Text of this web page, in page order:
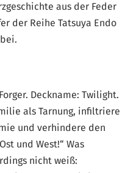
aus der Feder
der Reihe Tatsuya Endo
Deckname: Twilight.
als Tarnung, infiltriere
und verhindere den
und West!“ Was
nicht weiß: